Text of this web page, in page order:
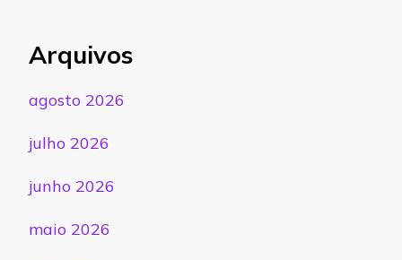
Arquivos
agosto 2026
julho 2026
junho 2026
maio 2026